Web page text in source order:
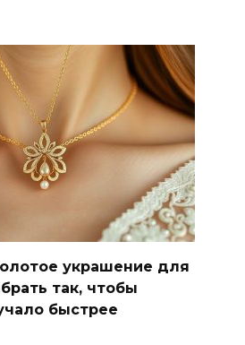
украшение для
так, чтобы
быстрее